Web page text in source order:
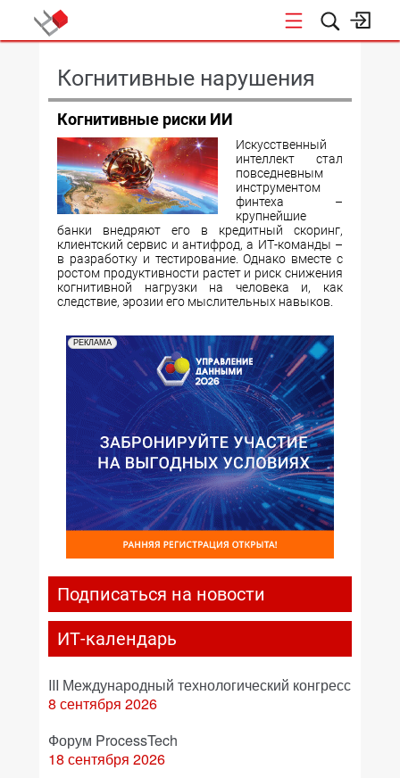
Когнитивные нарушения
Когнитивные риски ИИ
Искусственный
интеллект стал
повседневным
инструментом
финтеха –
крупнейшие
банки внедряют его в кредитный скоринг,
клиентский сервис и антифрод, а ИТ-команды –
в разработку и тестирование. Однако вместе с
ростом продуктивности растет и риск снижения
когнитивной нагрузки на человека и, как
следствие, эрозии его мыслительных навыков.
РЕКЛАМА
Подписаться на новости
ИТ-календарь
III Международный технологический конгресс
8 сентября 2026
Форум ProcessTech
18 сентября 2026